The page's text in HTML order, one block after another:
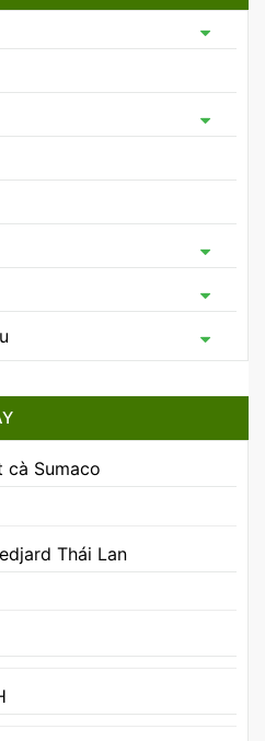
cà Sumaco
Thái Lan